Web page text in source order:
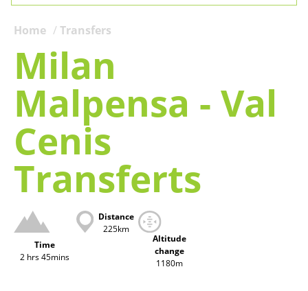
Home Transfers
Milan
Malpensa - Val
Cenis
Transferts
Time
2 hrs 45mins
Distance
225km
Altitude
change
1180m